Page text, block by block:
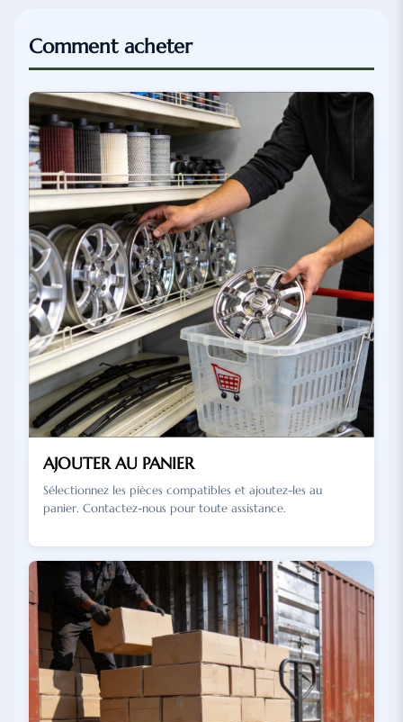
Comment acheter
AJOUTER AU PANIER
Sélectionnez les pièces compatibles et ajoutez-les au
panier. Contactez-nous pour toute assistance.